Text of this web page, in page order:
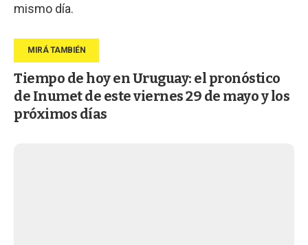
mismo día.
Tiempo de hoy en Uruguay: el pronóstico
de Inumet de este viernes 29 de mayo y los
próximos días